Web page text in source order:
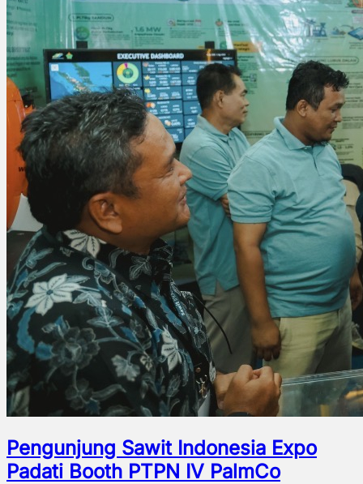
Pengunjung Sawit Indonesia Expo
Padati Booth PTPN IV PalmCo